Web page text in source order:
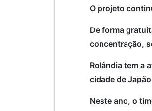
O projeto
De forma
concentração,
Rolândia tem a
cidade de
Neste ano, o